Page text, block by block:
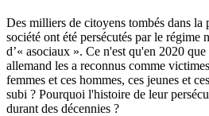
Des milliers de citoyens tombés dans la
société ont été persécutés par le régime
d’« asociaux ». Ce n'est qu'en 2020
allemand les a reconnus comme
femmes et ces hommes, ces jeunes et
subi ? Pourquoi l'histoire de leur
durant des décennies ?